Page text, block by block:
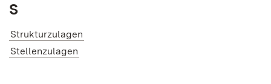
S
Strukturzulagen
Stellenzulagen